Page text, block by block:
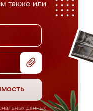
также или
данных